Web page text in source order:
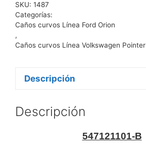
SKU: 1487
Categorías:
Caños curvos Línea Ford Orion
,
Caños curvos Línea Volkswagen Pointer
Descripción
Descripción
547121101-B